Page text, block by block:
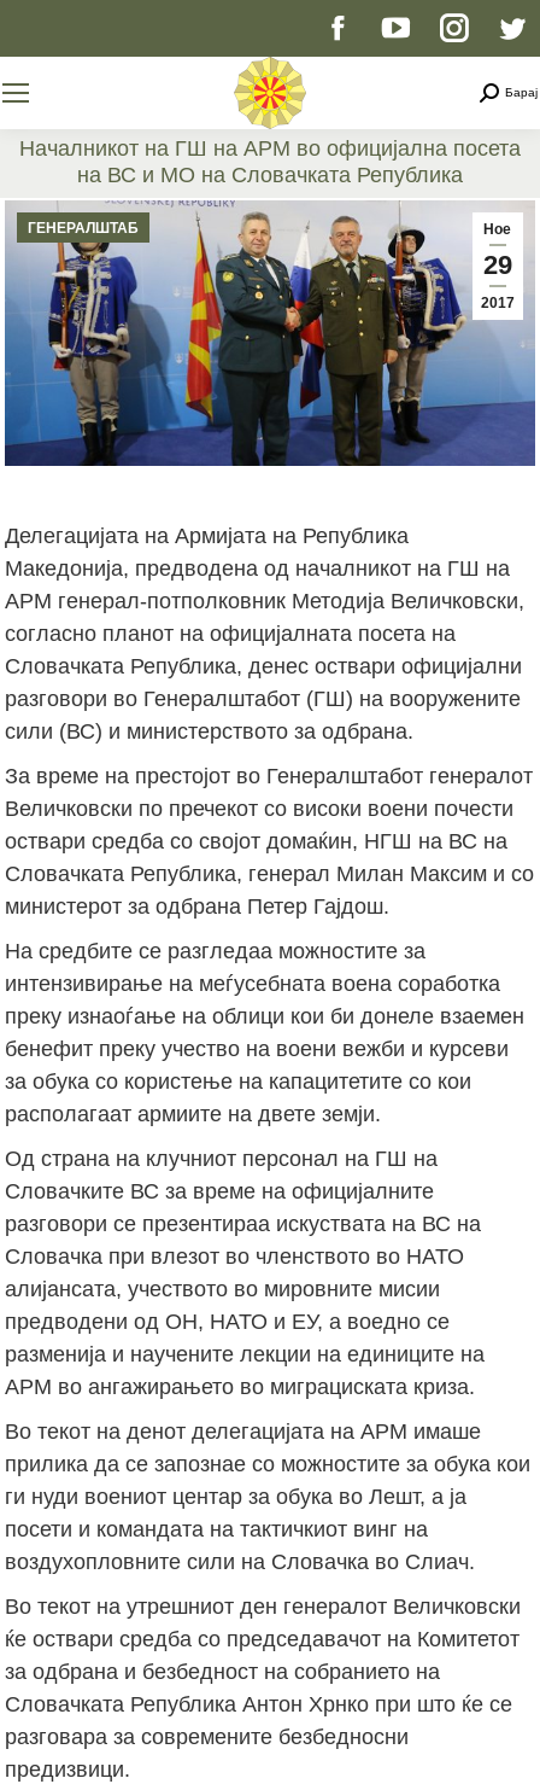
Facebook
opens
in
new
window
YouTube
opens
in
new
window
page
opens
in
new
window
Барај
Началникот на ГШ на АРМ во официјална посета
на ВС и МО на Словачката Република
You are here:
Ное
29
2017
ГЕНЕРАЛШТАБ
Делегацијата на Армијата на Република
Македонија, предводена од началникот на ГШ на
АРМ генерал-потполковник Методија Величковски,
согласно планот на официјалната посета на
Словачката Република, денес оствари официјални
разговори во Генералштабот (ГШ) на вооружените
сили (ВС) и министерството за одбрана.
За време на престојот во Генералштабот генералот
Величковски по пречекот со високи воени почести
оствари средба со својот домаќин, НГШ на ВС на
Словачката Република, генерал Милан Максим и со
министерот за одбрана Петер Гајдош.
На средбите се разгледаа можностите за
интензивирање на меѓусебната воена соработка
преку изнаоѓање на облици кои би донеле взаемен
бенефит преку учество на воени вежби и курсеви
за обука со користење на капацитетите со кои
располагаат армиите на двете земји.
Од страна на клучниот персонал на ГШ на
Словачките ВС за време на официјалните
разговори се презентираа искуствата на ВС на
Словачка при влезот во членството во НАТО
алијансата, учеството во мировните мисии
предводени од ОН, НАТО и ЕУ, а воедно се
разменија и научените лекции на единиците на
АРМ во ангажирањето во миграциската криза.
Во текот на денот делегацијата на АРМ имаше
прилика да се запознае со можностите за обука кои
ги нуди воениот центар за обука во Лешт, а ја
посети и командата на тактичкиот винг на
воздухопловните сили на Словачка во Слиач.
Во текот на утрешниот ден генералот Величковски
ќе оствари средба со председавачот на Комитетот
за одбрана и безбедност на собранието на
Словачката Република Антон Хрнко при што ќе се
разговара за современите безбедносни
предизвици.